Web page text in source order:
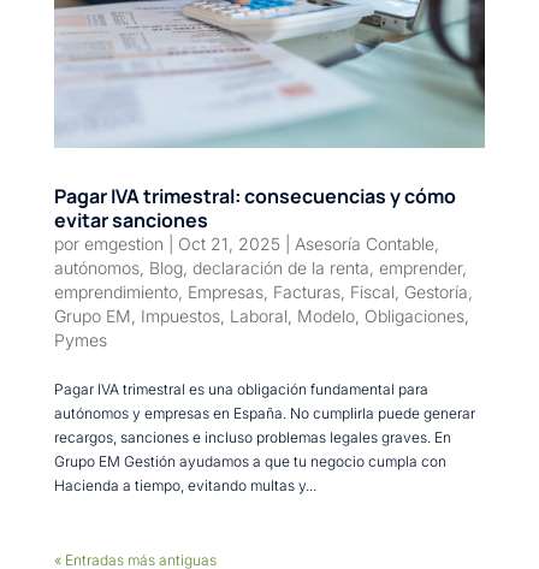
Pagar IVA trimestral: consecuencias y cómo
evitar sanciones
por emgestion Oct 21, 2025| Asesoría Contable,
autónomos, Blog, declaración de la renta emprender,
emprendimiento, Empresas, Facturas, Fiscal Gestoría
Grupo EM Impuestos, Laboral Modelo, Obligaciones,
Pymes
Pagar IVA trimestral es una obligación fundamental para
autónomos y empresas en España. No cumplirla puede generar
recargos, sanciones e incluso problemas legales graves. En
Grupo EM Gestión ayudamos a que tu negocio cumpla con
Hacienda a tiempo, evitando multas y...
« Entradas más antiguas